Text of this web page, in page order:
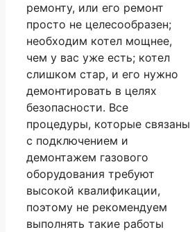
ремонту, или его ремонт
просто не целесообразен;
необходим котел мощнее,
чем у вас уже есть; котел
слишком стар, и его нужно
демонтировать в целях
безопасности. Все
процедуры, которые связаны
с подключением и
демонтажем газового
оборудования требуют
высокой квалификации,
поэтому не рекомендуем
выполнять такие работы